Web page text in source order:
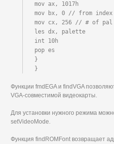
mov ax, 1017h
mov bx, 0 // from index
mov cx, 256 // # of
les dx, palette
int 10h
pop es
}
}
Функции fmdEGA и findVGA
VGA-совместимой видеокарты.
Для установки нужного режима
setVideoMode.
Функция findROMFont возвращает